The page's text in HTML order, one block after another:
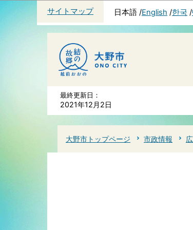
サイトマップ 日本語 English 한국
最終更新日：
2021年12月2日
大野市トップページ 市政情報